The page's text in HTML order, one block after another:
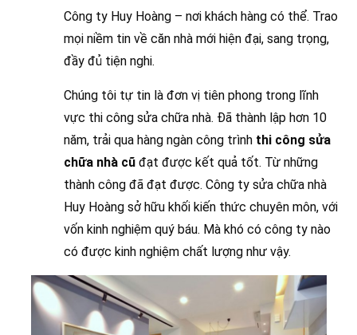
Công ty Huy Hoàng – nơi khách hàng có thể. Trao
mọi niềm tin về căn nhà mới hiện đại, sang trọng,
đầy đủ tiện nghi.
Chúng tôi tự tin là đơn vị tiên phong trong lĩnh
vực thi công sửa chữa nhà. Đã thành lập hơn 10
năm, trải qua hàng ngàn công trình thi công sửa
chữa nhà cũ đạt được kết quả tốt. Từ những
thành công đã đạt được. Công ty sửa chữa nhà
Huy Hoàng sở hữu khối kiến thức chuyên môn, với
vốn kinh nghiệm quý báu. Mà khó có công ty nào
có được kinh nghiệm chất lượng như vậy.